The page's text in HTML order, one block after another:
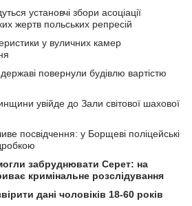
установчі збори асоціації
жертв польських репресій
у вуличних камер
повернули будівлю вартістю
увійде до Зали світової шахової
посвідчення: у Борщеві поліцейські
забруднювати Серет: на
кримінальне розслідування
дані чоловіків 18-60 років